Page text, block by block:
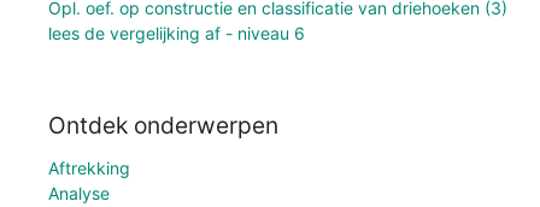
Opl. oef. op constructie en classificatie van driehoeken (3)
lees de vergelijking af - niveau 6
Ontdek onderwerpen
Aftrekking
Analyse